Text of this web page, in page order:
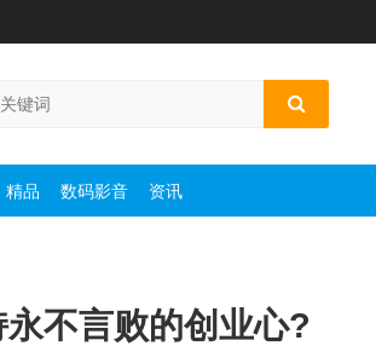
精品 数码影音 资讯
不言败的创业心?